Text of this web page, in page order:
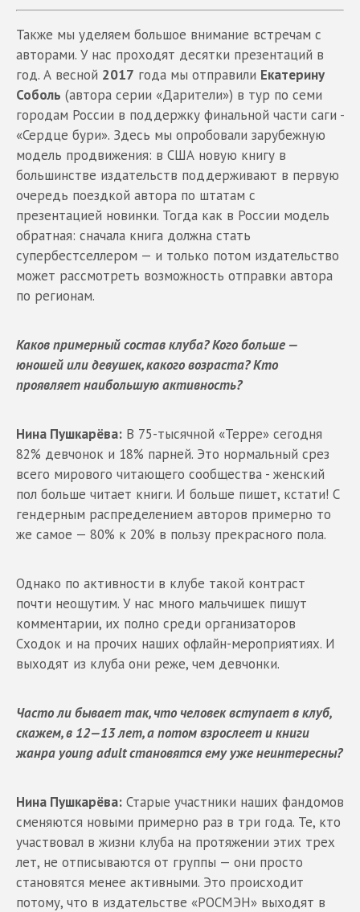
Также мы уделяем большое внимание встречам с
авторами. У нас проходят десятки презентаций в
год. А весной 2017 года мы отправили Екатерину
Соболь (автора серии «Дарители») в тур по семи
городам России в поддержку финальной части саги -
«Сердце бури». Здесь мы опробовали зарубежную
модель продвижения: в США новую книгу в
большинстве издательств поддерживают в первую
очередь поездкой автора по штатам с
презентацией новинки. Тогда как в России модель
обратная: сначала книга должна стать
супербестселлером — и только потом издательство
может рассмотреть возможность отправки автора
по регионам.
Каков примерный состав клуба? Кого больше —
юношей или девушек, какого возраста? Кто
проявляет наибольшую активность?
Нина Пушкарёва: В 75-тысячной «Терре» сегодня
82% девчонок и 18% парней. Это нормальный срез
всего мирового читающего сообщества - женский
пол больше читает книги. И больше пишет, кстати! С
гендерным распределением авторов примерно то
же самое — 80% к 20% в пользу прекрасного пола.
Однако по активности в клубе такой контраст
почти неощутим. У нас много мальчишек пишут
комментарии, их полно среди организаторов
Сходок и на прочих наших офлайн-мероприятиях. И
выходят из клуба они реже, чем девчонки.
Часто ли бывает так, что человек вступает в клуб,
скажем, в 12—13 лет, а потом взрослеет и книги
жанра young adult становятся ему уже неинтересны?
Нина Пушкарёва: Старые участники наших фандомов
сменяются новыми примерно раз в три года. Те, кто
участвовал в жизни клуба на протяжении этих трех
лет, не отписываются от группы — они просто
становятся менее активными. Это происходит
потому, что в издательстве «РОСМЭН» выходят в